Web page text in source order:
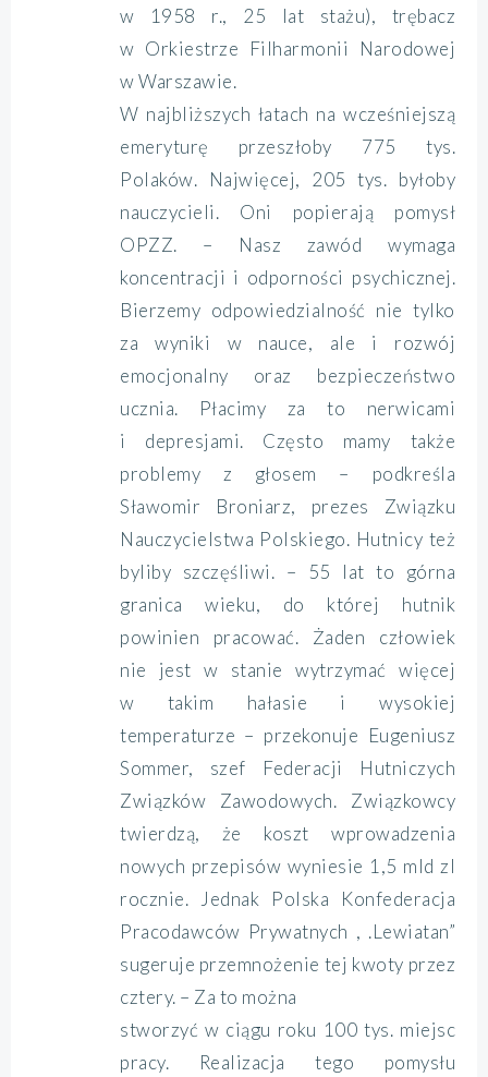
w 1958 r., 25 lat stażu), trębacz
w Orkiestrze Filharmonii Narodowej
w Warszawie.
W najbliższych łatach na wcześniejszą
emeryturę przeszłoby 775 tys.
Polaków. Najwięcej, 205 tys. byłoby
nauczycieli. Oni popierają pomysł
OPZZ. – Nasz zawód wymaga
koncentracji i odporności psychicznej.
Bierzemy odpowiedzialność nie tylko
za wyniki w nauce, ale i rozwój
emocjonalny oraz bezpieczeństwo
ucznia. Płacimy za to nerwicami
i depresjami. Często mamy także
problemy z głosem – podkreśla
Sławomir Broniarz, prezes Związku
Nauczycielstwa Polskiego. Hutnicy też
byliby szczęśliwi. – 55 lat to górna
granica wieku, do której hutnik
powinien pracować. Żaden człowiek
nie jest w stanie wytrzymać więcej
w takim hałasie i wysokiej
temperaturze – przekonuje Eugeniusz
Sommer, szef Federacji Hutniczych
Związków Zawodowych. Związkowcy
twierdzą, że koszt wprowadzenia
nowych przepisów wyniesie 1,5 mld zl
rocznie. Jednak Polska Konfederacja
Pracodawców Prywatnych , .Lewiatan”
sugeruje przemnożenie tej kwoty przez
cztery. – Za to można
stworzyć w ciągu roku 100 tys. miejsc
pracy. Realizacja tego pomysłu